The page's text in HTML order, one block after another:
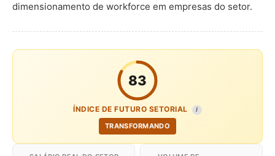
dimensionamento de workforce em empresas do setor.
83
ÍNDICE DE FUTURO SETORIAL I
TRANSFORMANDO